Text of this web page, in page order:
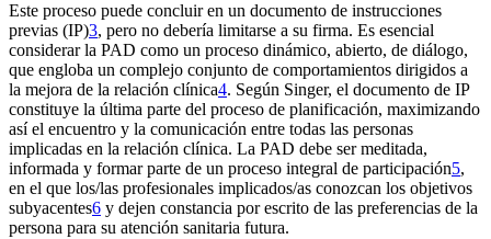
Este proceso puede concluir en un documento de instrucciones
previas (IP)3, pero no debería limitarse a su firma. Es esencial
considerar la PAD como un proceso dinámico, abierto, de diálogo,
que engloba un complejo conjunto de comportamientos dirigidos a
la mejora de la relación clínica4. Según Singer, el documento de IP
constituye la última parte del proceso de planificación, maximizando
así el encuentro y la comunicación entre todas las personas
implicadas en la relación clínica. La PAD debe ser meditada,
informada y formar parte de un proceso integral de participación5,
en el que los/las profesionales implicados/as conozcan los objetivos
subyacentes6 y dejen constancia por escrito de las preferencias de la
persona para su atención sanitaria futura.